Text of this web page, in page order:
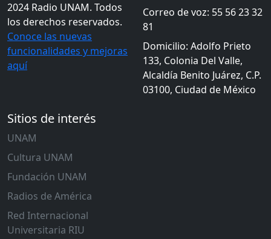
2024 Radio UNAM. Todos
los derechos reservados.
Conoce las nuevas
funcionalidades y mejoras
aquí
Correo de voz: 55 56 23 32
81
Domicilio: Adolfo Prieto
133, Colonia Del Valle,
Alcaldía Benito Juárez, C.P.
03100, Ciudad de México
Sitios de interés
UNAM
Cultura UNAM
Fundación UNAM
Radios de América
Red Internacional
Universitaria RIU